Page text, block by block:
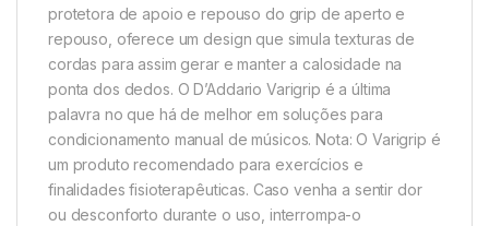
protetora de apoio e repouso do grip de aperto e
repouso, oferece um design que simula texturas de
cordas para assim gerar e manter a calosidade na
ponta dos dedos. O D’Addario Varigrip é a última
palavra no que há de melhor em soluções para
condicionamento manual de músicos. Nota: O Varigrip é
um produto recomendado para exercícios e
finalidades fisioterapêuticas. Caso venha a sentir dor
ou desconforto durante o uso, interrompa-o